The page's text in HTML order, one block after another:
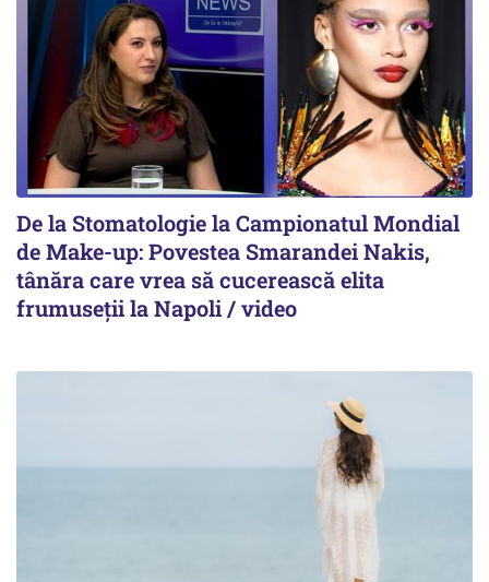
De la Stomatologie la Campionatul Mondial
de Make-up: Povestea Smarandei Nakis,
tânăra care vrea să cucerească elita
frumuseții la Napoli / video